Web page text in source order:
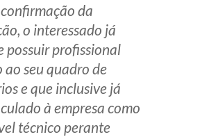
da
o interessado já
possuir profissional
ao seu quadro de
e que inclusive já
à empresa como
técnico perante